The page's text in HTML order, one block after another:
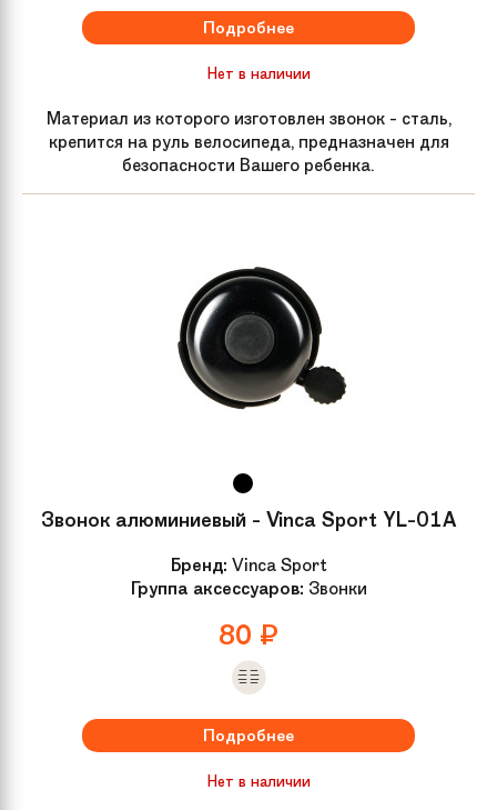
Обода колес LA-08 alloy black
SHIMANO Hubdynamo DH-3N31
Задняя втулка
KT-5ER Schellspanner QR, alloy,
black
MAGIX Patent 27,2 mm, alloy, black
S’COOL Junior Design metal color
SEMI Integrated
Материал рамы Алюминий
TEKTRO V-Brake alloy, black
Горные
Подробнее
Нет в наличии
Материал из которого изготовлен звонок - сталь,
крепится на руль велосипеда, предназначен для
безопасности Вашего ребенка.
Звонок алюминиевый - Vinca Sport YL-01A
Бренд: Vinca Sport
Группа аксессуаров: Звонки
80 ₽
Подробнее
Нет в наличии